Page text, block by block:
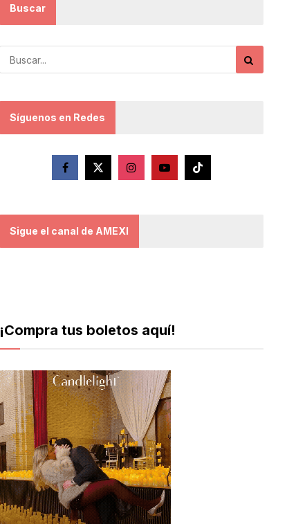
Buscar
Síguenos en Redes
Sigue el canal de AMEXI
¡Compra tus boletos aquí!